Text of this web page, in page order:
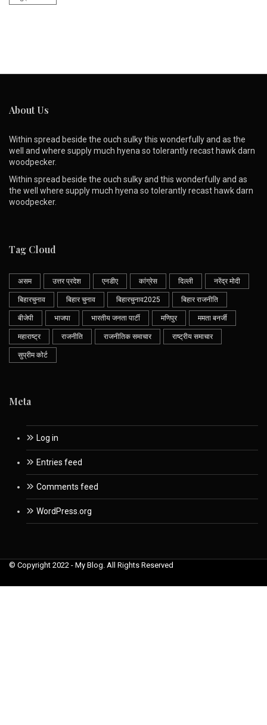
About Us
Within spread beside the ouch sulky this wonderfully and as the
well and where supply much hyena so tolerantly recast hawk darn
woodpecker.
Within spread beside the ouch sulky and this wonderfully and as
the well where supply much hyena so tolerantly recast hawk darn
woodpecker.
Tag Cloud
असम उत्तर प्रदेश एनडीए कांग्रेस दिल्ली नरेंद्र मोदी
बिहारचुनाव बिहार चुनाव बिहारचुनाव2025 बिहार राजनीति
बीजेपी भाजपा भारतीय जनता पार्टी मणिपुर ममता बनर्जी
महाराष्ट्र राजनीति राजनीतिक समाचार राष्ट्रीय समाचार
सुप्रीम कोर्ट
Meta
Log in
Entries feed
Comments feed
WordPress.org
© Copyright 2022 - My Blog. All Rights Reserved